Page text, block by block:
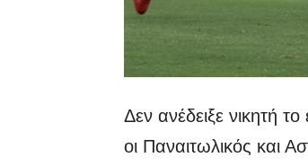
Δεν ανέδειξε νικητή
οι Παναιτωλικός και